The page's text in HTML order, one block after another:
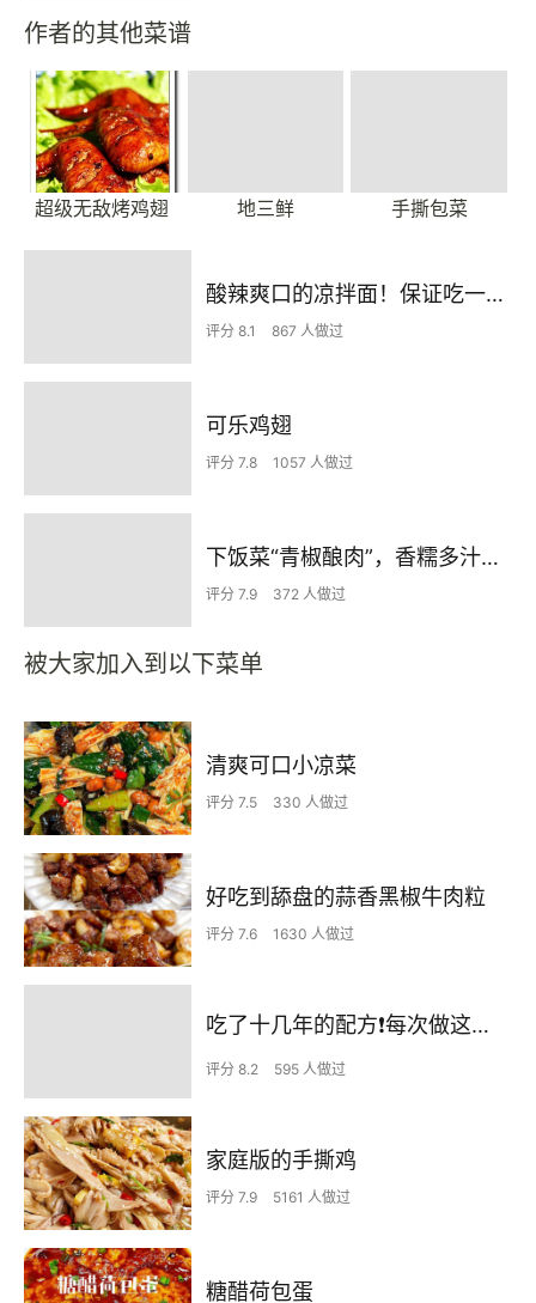
作者的其他菜谱
超级无敌烤鸡翅 地三鲜 手撕包菜
酸辣爽口的凉拌面！保证吃一次就上瘾
评分 8.1 867 人做过
可乐鸡翅
评分 7.8 1057 人做过
下饭菜“青椒酿肉”，香糯多汁鲜嫩下饭
评分 7.9 372 人做过
被大家加入到以下菜单
清爽可口小凉菜
评分 7.5 330 人做过
好吃到舔盘的蒜香黑椒牛肉粒
评分 7.6 1630 人做过
吃了十几年的配方❗️每次做这至少吃2碗
评分 8.2 595 人做过
家庭版的手撕鸡
评分 7.9 5161 人做过
糖醋荷包蛋